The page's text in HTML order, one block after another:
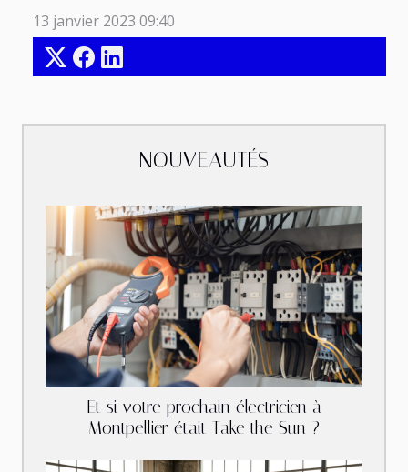
NOUVEAUTÉS
Et si votre prochain électricien à
Montpellier était Take the Sun ?
13 janvier 2023 09:40